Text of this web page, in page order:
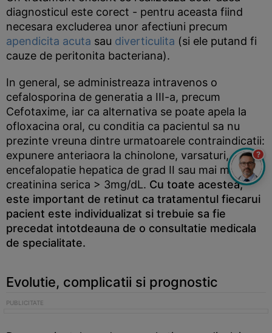
diagnosticul este corect - pentru aceasta fiind
necesara excluderea unor afectiuni precum
apendicita acuta sau diverticulita (si ele putand fi
cauze de peritonita bacteriana).
In general, se administreaza intravenos o
cefalosporina de generatia a III-a, precum
Cefotaxime, iar ca alternativa se poate apela la
ofloxacina oral, cu conditia ca pacientul sa nu
prezinte vreuna dintre urmatoarele contraindicatii:
expunere anteriaora la chinolone, varsaturi, soc,
encefalopatie hepatica de grad II sau mai mare,
creatinina serica > 3mg/dL. Cu toate acestea,
este important de retinut ca tratamentul fiecarui
pacient este individualizat si trebuie sa fie
precedat intotdeauna de o consultatie medicala
de specialitate.
Evolutie, complicatii si prognostic
?